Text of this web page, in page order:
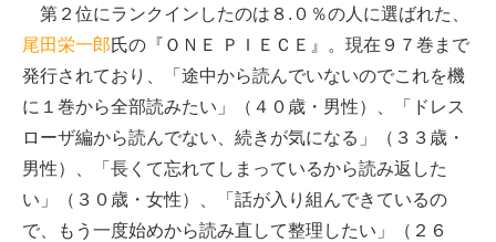
第２位にランクインしたのは８.０％の人に選ばれた、
尾田栄一郎氏の『ＯＮＥ ＰＩＥＣＥ』。現在９７巻まで
発行されており、「途中から読んでいないのでこれを機
に１巻から全部読みたい」（４０歳・男性）、「ドレス
ローザ編から読んでない、続きが気になる」（３３歳・
男性）、「長くて忘れてしまっているから読み返した
い」（３０歳・女性）、「話が入り組んできているの
で、もう一度始めから読み直して整理したい」（２６